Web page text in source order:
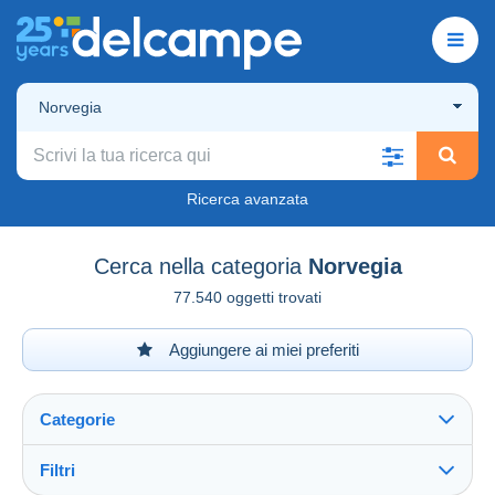
Norvegia
Ricerca avanzata
Cerca nella categoria Norvegia
77.540 oggetti trovati
Aggiungere ai miei preferiti
Categorie
Filtri